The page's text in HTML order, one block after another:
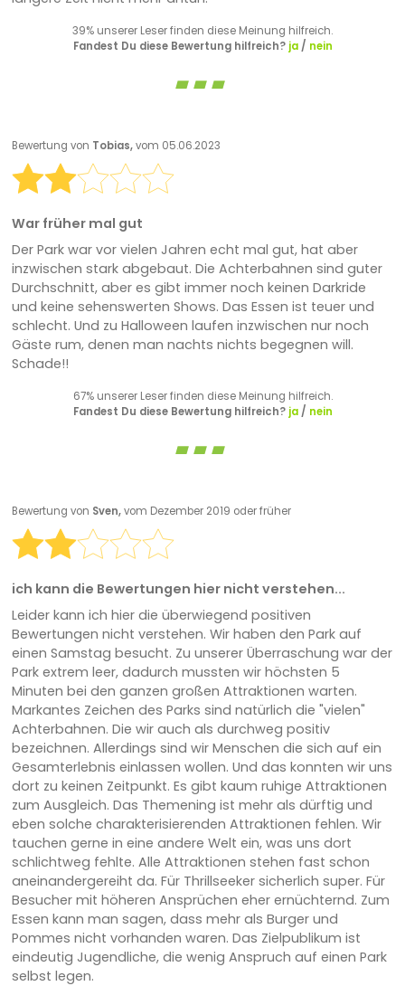
39% unserer Leser finden diese Meinung hilfreich.
Fandest Du diese Bewertung hilfreich? ja/ nein
Bewertung von Tobias,vom 05.06.2023
War früher mal gut
Der Park war vor vielen Jahren echt mal gut, hat aber
inzwischen stark abgebaut. Die Achterbahnen sind guter
Durchschnitt, aber es gibt immer noch keinen Darkride
und keine sehenswerten Shows. Das Essen ist teuer und
schlecht. Und zu Halloween laufen inzwischen nur noch
Gäste rum, denen man nachts nichts begegnen will.
Schade!!
67% unserer Leser finden diese Meinung hilfreich.
Fandest Du diese Bewertung hilfreich? ja/ nein
Bewertung von Sven,vom Dezember 2019 oder früher
ich kann die Bewertungen hier nicht verstehen...
Leider kann ich hier die überwiegend positiven
Bewertungen nicht verstehen. Wir haben den Park auf
einen Samstag besucht. Zu unserer Überraschung war der
Park extrem leer, dadurch mussten wir höchsten 5
Minuten bei den ganzen großen Attraktionen warten.
Markantes Zeichen des Parks sind natürlich die "vielen"
Achterbahnen. Die wir auch als durchweg positiv
bezeichnen. Allerdings sind wir Menschen die sich auf ein
Gesamterlebnis einlassen wollen. Und das konnten wir uns
dort zu keinen Zeitpunkt. Es gibt kaum ruhige Attraktionen
zum Ausgleich. Das Themening ist mehr als dürftig und
eben solche charakterisierenden Attraktionen fehlen. Wir
tauchen gerne in eine andere Welt ein, was uns dort
schlichtweg fehlte. Alle Attraktionen stehen fast schon
aneinandergereiht da. Für Thrillseeker sicherlich super. Für
Besucher mit höheren Ansprüchen eher ernüchternd. Zum
Essen kann man sagen, dass mehr als Burger und
Pommes nicht vorhanden waren. Das Zielpublikum ist
eindeutig Jugendliche, die wenig Anspruch auf einen Park
selbst legen.